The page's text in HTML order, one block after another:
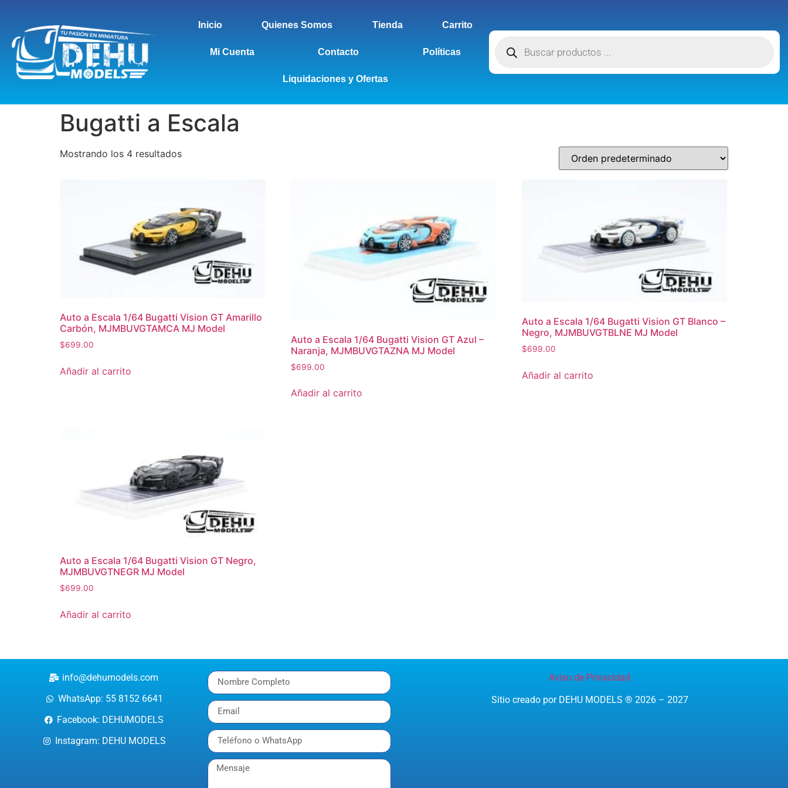
Inicio Quienes Somos Tienda Carrito
Mi Cuenta Contacto Políticas
Liquidaciones y Ofertas
Bugatti a Escala
Mostrando los 4 resultados
Auto a Escala 1/64 Bugatti Vision GT Amarillo
Carbón, MJMBUVGTAMCA MJ Model
$699.00
Añadir al carrito
Auto a Escala 1/64 Bugatti Vision GT Azul –
Naranja, MJMBUVGTAZNA MJ Model
$699.00
Añadir al carrito
Auto a Escala 1/64 Bugatti Vision GT Blanco –
Negro, MJMBUVGTBLNE MJ Model
$699.00
Añadir al carrito
Auto a Escala 1/64 Bugatti Vision GT Negro,
MJMBUVGTNEGR MJ Model
$699.00
Añadir al carrito
info@dehumodels.com
WhatsApp: 55 8152 6641
Facebook: DEHUMODELS
Instagram: DEHU MODELS
Aviso de Privacidad
Sitio creado por DEHU MODELS ® 2026 – 2027